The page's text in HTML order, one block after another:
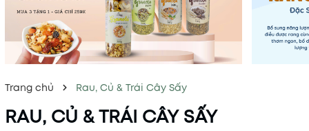
Trang chủ Rau, Củ & Trái Cây Sấy
RAU, CỦ & TRÁI CÂY SẤY